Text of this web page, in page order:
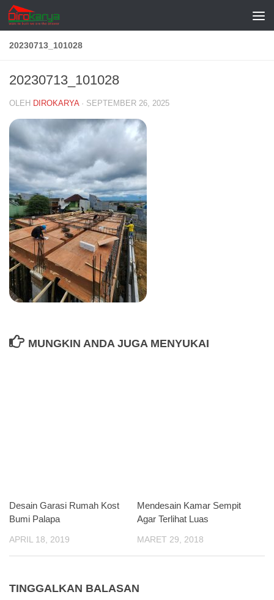
Skip to content
20230713_101028
20230713_101028
OLEH DIROKARYA · SEPTEMBER 26, 2025
MUNGKIN ANDA JUGA MENYUKAI
Desain Garasi Rumah Kost
Bumi Palapa
APRIL 18, 2019
Mendesain Kamar Sempit
Agar Terlihat Luas
MARET 29, 2018
TINGGALKAN BALASAN